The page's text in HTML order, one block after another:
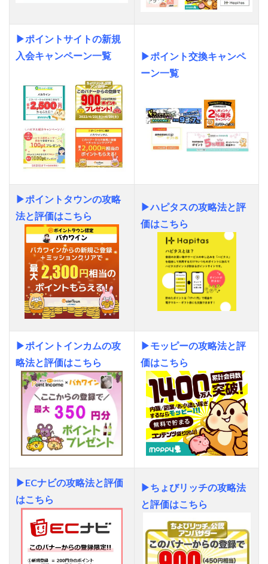
▶ポイントサイトの新規
入会キャンペーン一覧
▶ポイント交換キャンペ
ーン一覧
▶ポイントタウンの攻略
法と評価はこちら
▶ハピタスの攻略法と評
価はこちら
▶ポイントインカムの攻
略法と評価はこちら
▶モッピーの攻略法と評
価はこちら
▶ECナビの攻略法と評価
はこちら
▶ちょびリッチの攻略法
と評価はこちら